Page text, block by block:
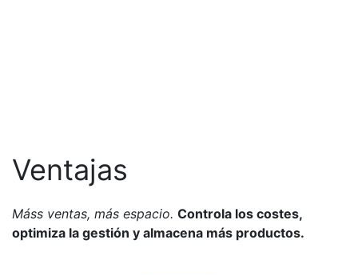
Ventajas
Máss ventas, más espacio. Controla los costes,
optimiza la gestión y almacena más productos.